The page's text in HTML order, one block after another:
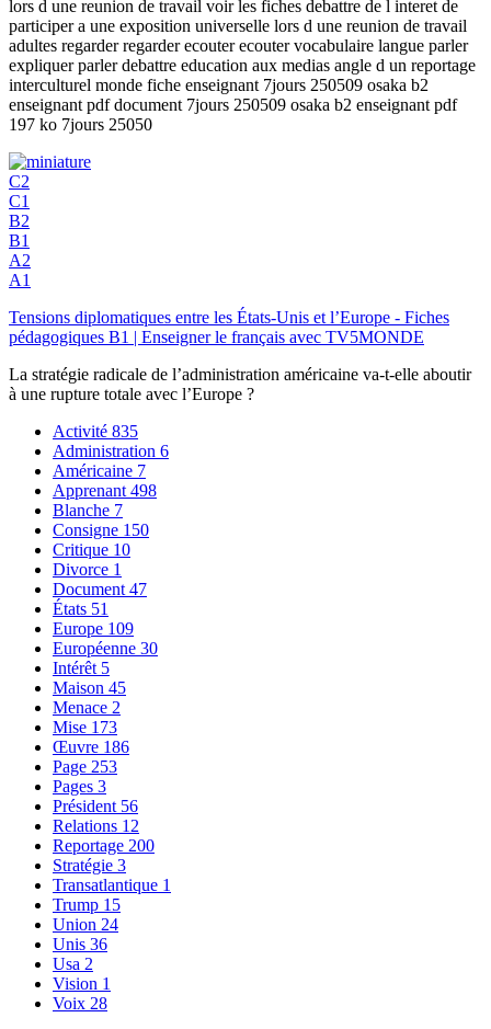
lors d une reunion de travail voir les fiches debattre de l interet de
participer a une exposition universelle lors d une reunion de travail
adultes regarder regarder ecouter ecouter vocabulaire langue parler
expliquer parler debattre education aux medias angle d un reportage
interculturel monde fiche enseignant 7jours 250509 osaka b2
enseignant pdf document 7jours 250509 osaka b2 enseignant pdf
197 ko 7jours 25050
C2
C1
B2
B1
A2
A1
Tensions diplomatiques entre les États-Unis et l’Europe - Fiches
pédagogiques B1 | Enseigner le français avec TV5MONDE
La stratégie radicale de l’administration américaine va-t-elle aboutir
à une rupture totale avec l’Europe ?
Activité 835
Administration 6
Américaine 7
Apprenant 498
Blanche 7
Consigne 150
Critique 10
Divorce 1
Document 47
États 51
Europe 109
Européenne 30
Intérêt 5
Maison 45
Menace 2
Mise 173
Œuvre 186
Page 253
Pages 3
Président 56
Relations 12
Reportage 200
Stratégie 3
Transatlantique 1
Trump 15
Union 24
Unis 36
Usa 2
Vision 1
Voix 28